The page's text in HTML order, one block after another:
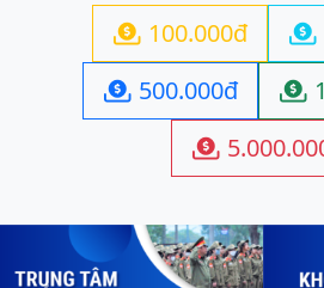
 100.000đ 
 500.000đ 
